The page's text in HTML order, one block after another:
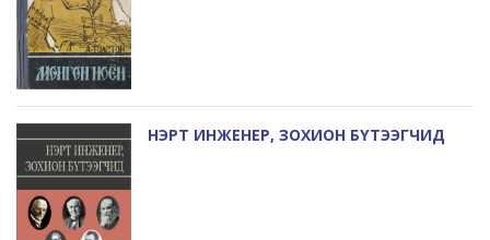
НЭРТ ИНЖЕНЕР, ЗОХИОН БҮТЭЭГЧИД